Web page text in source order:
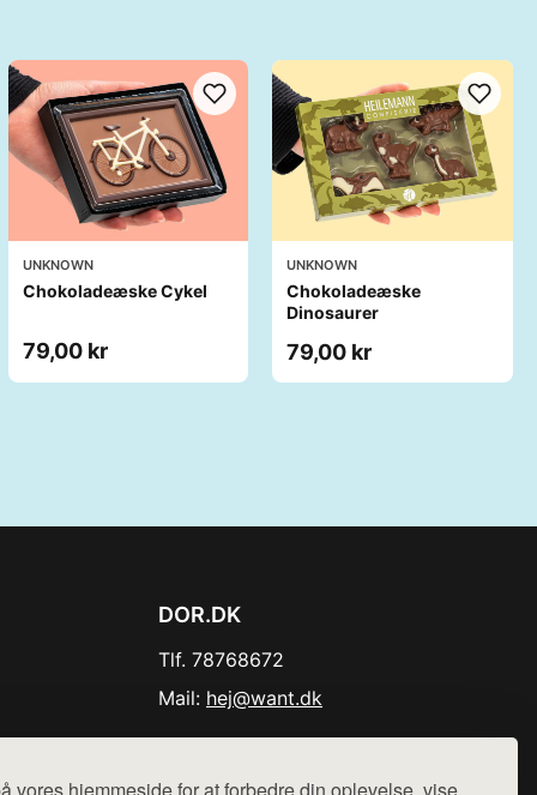
UNKNOWN
Chokoladeæske Cykel
79,00 kr
UNKNOWN
Chokoladeæske
Dinosaurer
79,00 kr
DOR.DK
Tlf. 78768672
Mail: hej@want.dk